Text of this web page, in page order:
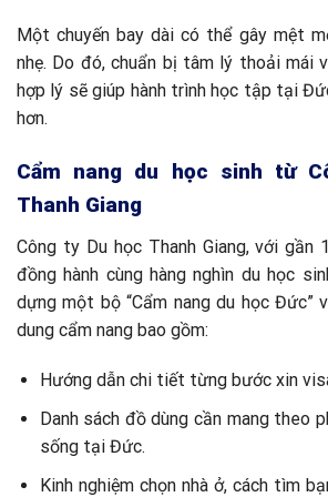
Một chuyến bay dài có thể gây mệt
nhẹ. Do đó, chuẩn bị tâm lý thoải mái
hợp lý sẽ giúp hành trình học tập tại
hơn.
Cẩm nang du học sinh từ
Thanh Giang
Công ty Du học Thanh Giang, với gần
đồng hành cùng hàng nghìn du học
dựng một bộ “Cẩm nang du học Đức”
dung cẩm nang bao gồm:
Hướng dẫn chi tiết từng bước xin
Danh sách đồ dùng cần mang theo
sống tại Đức.
Kinh nghiệm chọn nhà ở, cách tìm